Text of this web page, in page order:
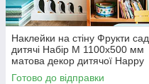
Наклейки на стіну Фрукти сад
дитячі Набір M 1100х500 мм
матова декор дитячої Happy
Pocket
Готово до відправки